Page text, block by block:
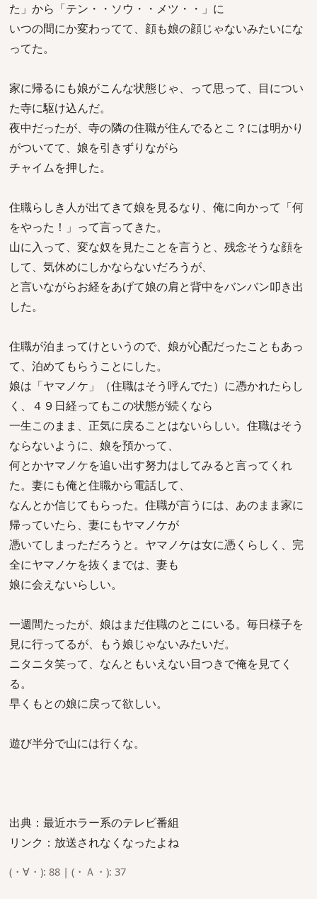
た」から「テン・・ソウ・・メツ・・」に
いつの間にか変わってて、顔も娘の顔じゃないみたいにな
ってた。
家に帰るにも娘がこんな状態じゃ、って思って、目につい
た寺に駆け込んだ。
夜中だったが、寺の隣の住職が住んでるとこ？には明かり
がついてて、娘を引きずりながら
チャイムを押した。
住職らしき人が出てきて娘を見るなり、俺に向かって「何
をやった！」って言ってきた。
山に入って、変な奴を見たことを言うと、残念そうな顔を
して、気休めにしかならないだろうが、
と言いながらお経をあげて娘の肩と背中をバンバン叩き出
した。
住職が泊まってけというので、娘が心配だったこともあっ
て、泊めてもらうことにした。
娘は「ヤマノケ」（住職はそう呼んでた）に憑かれたらし
く、４９日経ってもこの状態が続くなら
一生このまま、正気に戻ることはないらしい。住職はそう
ならないように、娘を預かって、
何とかヤマノケを追い出す努力はしてみると言ってくれ
た。妻にも俺と住職から電話して、
なんとか信じてもらった。住職が言うには、あのまま家に
帰っていたら、妻にもヤマノケが
憑いてしまっただろうと。ヤマノケは女に憑くらしく、完
全にヤマノケを抜くまでは、妻も
娘に会えないらしい。
一週間たったが、娘はまだ住職のとこにいる。毎日様子を
見に行ってるが、もう娘じゃないみたいだ。
ニタニタ笑って、なんともいえない目つきで俺を見てく
る。
早くもとの娘に戻って欲しい。
遊び半分で山には行くな。
出典：最近ホラー系のテレビ番組
リンク：放送されなくなったよね
(・∀・): 88 | (・Ａ・): 37